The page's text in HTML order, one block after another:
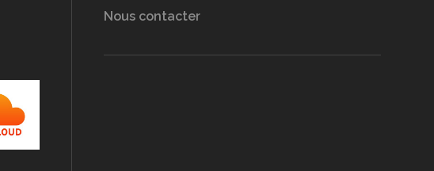
Nous contacter